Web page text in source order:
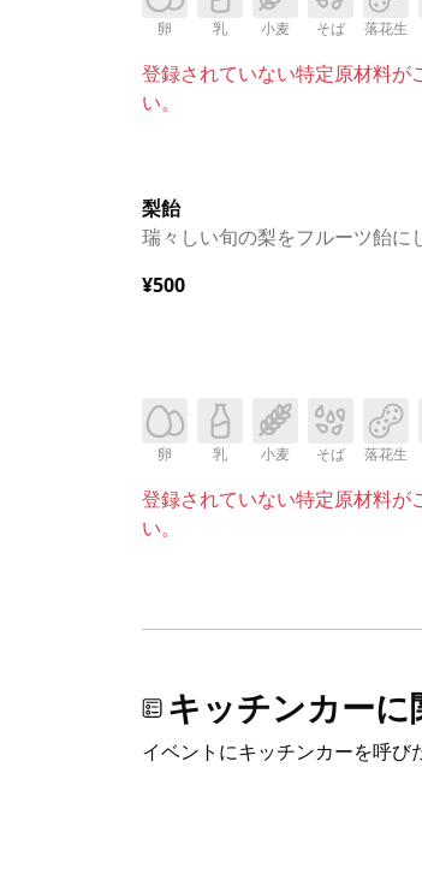
卵 乳 小麦 そば 落花生
登録されていない特定原材料が
い。
梨飴
瑞々しい旬の梨をフルーツ飴に
¥500
卵 乳 小麦 そば 落花生
登録されていない特定原材料が
い。
キッチンカー
イベントにキッチンカーを呼